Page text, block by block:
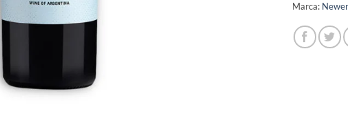
Marca: